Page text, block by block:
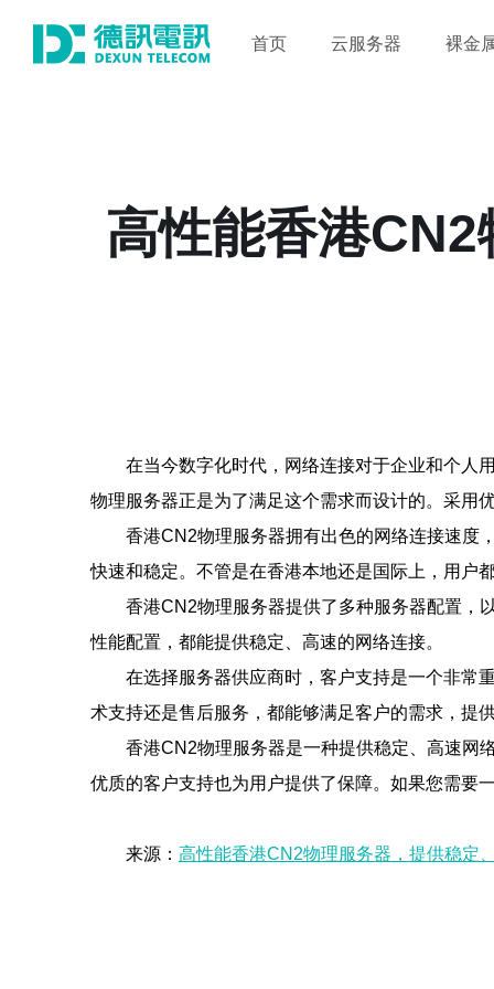
首页 云服务器 裸金
高性能香港
在当今数字化时代，网络连接对于企业和个人
物理服务器正是为了满足这个需求而设计的。采用
香港CN2物理服务器拥有出色的网络连接速度
快速和稳定。不管是在香港本地还是国际上，用户
香港CN2物理服务器提供了多种服务器配置，
性能配置，都能提供稳定、高速的网络连接。
在选择服务器供应商时，客户支持是一个非常
术支持还是售后服务，都能够满足客户的需求，提
香港CN2物理服务器是一种提供稳定、高速网
优质的客户支持也为用户提供了保障。如果您需要
来源： 高性能香港CN2物理服务器，提供稳定